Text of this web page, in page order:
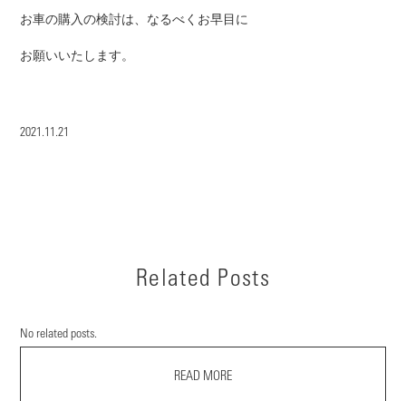
お車の購入の検討は、なるべくお早目に
お願いいたします。
2021.11.21
Related Posts
No related posts.
READ MORE